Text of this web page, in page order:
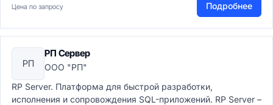
Цена по запросу Подробнее
РП
РП Сервер
ООО "РП"
RP Server. Платформа для быстрой разработки,
исполнения и сопровождения SQL-приложений. RP Server –